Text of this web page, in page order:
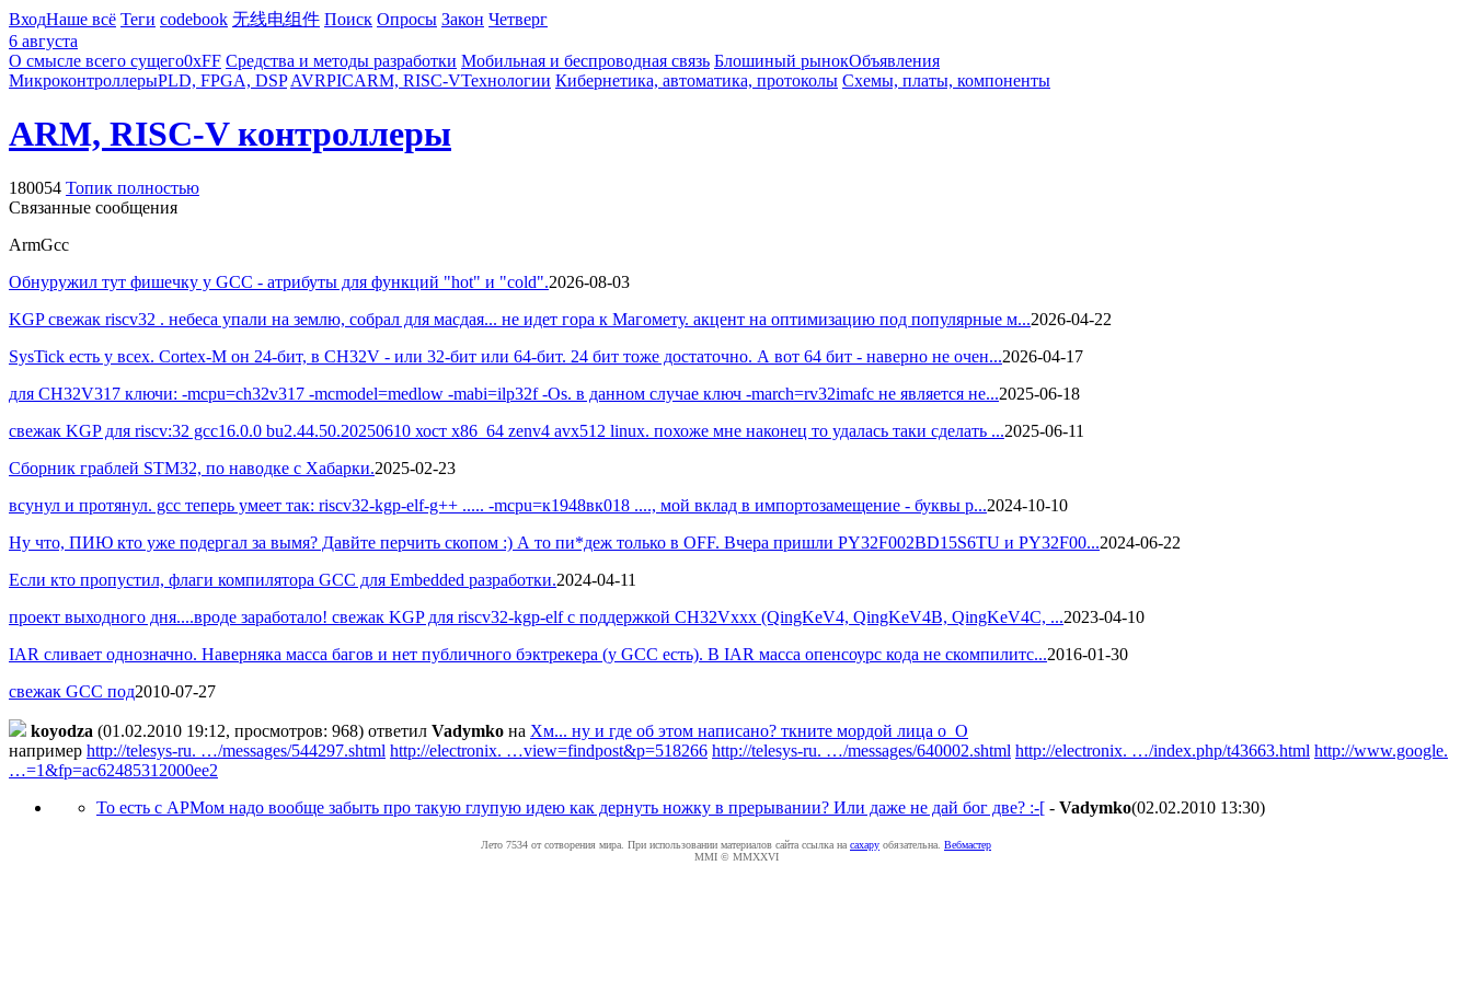
ВходНаше всё Теги codebook 无线电组件 Поиск Опросы Закон Четверг
6 августа
О смысле всего сущего0xFF Средства и методы разработки Мобильная и беспроводная связь Блошиный рынокОбъявления
МикроконтроллерыPLD, FPGA, DSP AVRPICARM, RISC-VТехнологии Кибернетика, автоматика, протоколы Схемы, платы, компоненты
ARM, RISC-V контроллеры
180054 Топик полностью
Связанные сообщения
ArmGcc
Обнуружил тут фишечку у GCC - атрибуты для функций "hot" и "cold".2026-08-03
KGP свежак riscv32 . небеса упали на землю, собрал для масдая... не идет гора к Магомету. акцент на оптимизацию под популярные м...2026-04-22
SysTick есть у всех. Cortex-M он 24-бит, в CH32V - или 32-бит или 64-бит. 24 бит тоже достаточно. А вот 64 бит - наверно не очен...2026-04-17
для CH32V317 ключи: -mcpu=ch32v317 -mcmodel=medlow -mabi=ilp32f -Os. в данном случае ключ -march=rv32imafc не является не...2025-06-18
свежак KGP для riscv:32 gcc16.0.0 bu2.44.50.20250610 хост x86_64 zenv4 avx512 linux. похоже мне наконец то удалась таки сделать ...2025-06-11
Сборник граблей STM32, по наводке с Хабарки.2025-02-23
всунул и протянул. gcc теперь умеет так: riscv32-kgp-elf-g++ ..... -mcpu=к1948вк018 ...., мой вклад в импортозамещение - буквы р...2024-10-10
Ну что, ПИЮ кто уже подергал за вымя? Давйте перчить скопом :) А то пи*деж только в OFF. Вчера пришли PY32F002BD15S6TU и PY32F00...2024-06-22
Если кто пропустил, флаги компилятора GCC для Embedded разработки.2024-04-11
проект выходного дня....вроде заработало! свежак KGP для riscv32-kgp-elf с поддержкой CH32Vxxx (QingKeV4, QingKeV4B, QingKeV4C, ...2023-04-10
IAR сливает однозначно. Наверняка масса багов и нет публичного бэктрекера (у GCC есть). В IAR масса опенсоурс кода не скомпилитс...2016-01-30
свежак GCC под2010-07-27
koyodza (01.02.2010 19:12, просмотров: 968) ответил Vadymko на Хм... ну и где об этом написано? ткните мордой лица о_О
например http://telesys-ru. …/messages/544297.shtml http://electronix. …view=findpost&p=518266 http://telesys-ru. …/messages/640002.shtml http://electronix. …/index.php/t43663.html http://www.google.
…=1&fp=ac62485312000ee2
То есть с АРМом надо вообще забыть про такую глупую идею как дернуть ножку в прерывании? Или даже не дай бог две? :-[ - Vadymko(02.02.2010 13:30)
Лето 7534 от сотворения мира. При использовании материалов сайта ссылка на caxapу обязательна. Вебмастер
MMI © MMXXVI